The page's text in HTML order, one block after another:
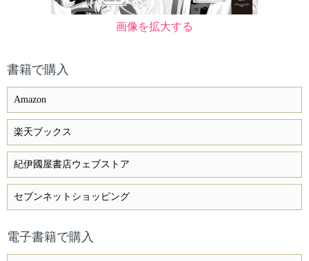
画像を拡大する
書籍で購入
Amazon
楽天ブックス
紀伊國屋書店ウェブストア
セブンネットショッピング
電子書籍で購入